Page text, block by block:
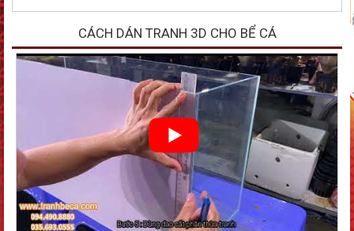
CÁCH DÁN TRANH 3D CHO BỂ CÁ